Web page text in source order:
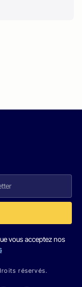
vous acceptez nos
réservés.